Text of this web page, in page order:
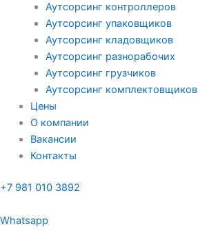
Аутсорсинг контроллеров
Аутсорсинг упаковщиков
Аутсорсинг кладовщиков
Аутсорсинг разнорабочих
Аутсорсинг грузчиков
Аутсорсинг комплектовщиков
Цены
О компании
Вакансии
Контакты
+7 981 010 3892
Whatsapp